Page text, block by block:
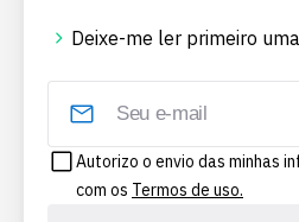
Deixe-me ler primeiro uma
Autorizo o envio das minhas
com os Termos de uso.